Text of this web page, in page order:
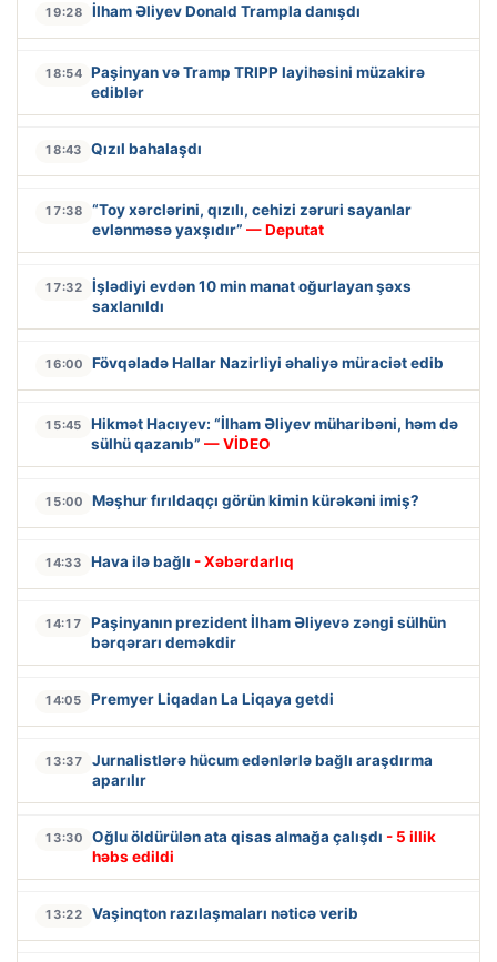
19:28 İlham Əliyev Donald Trampla danışdı
18:54 Paşinyan və Tramp TRIPP layihəsini müzakirə
ediblər
18:43 Qızıl bahalaşdı
17:38
“Toy xərclərini, qızılı, cehizi zəruri sayanlar
evlənməsə yaxşıdır” — Deputat
17:32
İşlədiyi evdən 10 min manat oğurlayan şəxs
saxlanıldı
16:00 Fövqəladə Hallar Nazirliyi əhaliyə müraciət edib
15:45
Hikmət Hacıyev: “İlham Əliyev müharibəni, həm də
sülhü qazanıb” — VİDEO
15:00 Məşhur fırıldaqçı görün kimin kürəkəni imiş?
14:33 Hava ilə bağlı - Xəbərdarlıq
14:17
Paşinyanın prezident İlham Əliyevə zəngi sülhün
bərqərarı deməkdir
14:05 Premyer Liqadan La Liqaya getdi
13:37
Jurnalistlərə hücum edənlərlə bağlı araşdırma
aparılır
13:30 Oğlu öldürülən ata qisas almağa çalışdı - 5 illik
həbs edildi
13:22 Vaşinqton razılaşmaları nəticə verib